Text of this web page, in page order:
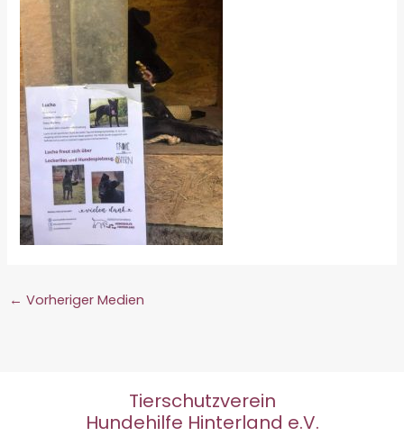
← Vorheriger Medien
Tierschutzverein
Hundehilfe Hinterland e.V.